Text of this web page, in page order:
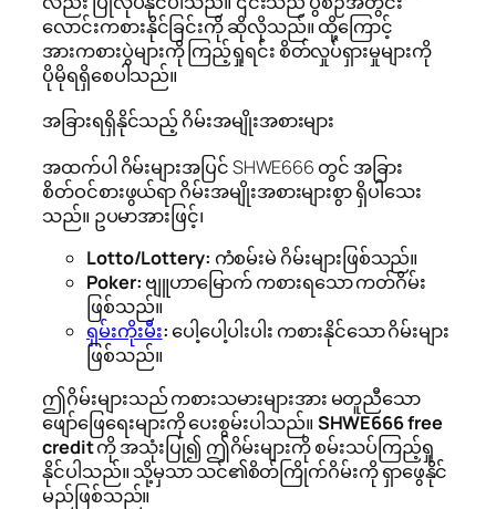
လောင်းကစားနိုင်ခြင်းကို ဆိုလိုသည်။ ထို့ကြောင့်
အားကစားပွဲများကို ကြည့်ရှုရင်း စိတ်လှုပ်ရှားမှုများကို
ပိုမိုရရှိစေပါသည်။
အခြားရရှိနိုင်သည့် ဂိမ်းအမျိုးအစားများ
အထက်ပါ ဂိမ်းများအပြင် SHWE666 တွင် အခြား
စိတ်ဝင်စားဖွယ်ရာ ဂိမ်းအမျိုးအစားများစွာ ရှိပါသေး
သည်။ ဥပမာအားဖြင့်၊
Lotto/Lottery: ကံစမ်းမဲ ဂိမ်းများဖြစ်သည်။
Poker: ဗျူဟာမြောက် ကစားရသော ကတ်ဂိမ်း
ဖြစ်သည်။
ရှမ်းကိုးမီး:ပေါ့ပေါ့ပါးပါး ကစားနိုင်သော ဂိမ်းများ
ဖြစ်သည်။
ဤဂိမ်းများသည် ကစားသမားများအား မတူညီသော
ဖျော်ဖြေရေးများကို ပေးစွမ်းပါသည်။ SHWE666 free
creditကို အသုံးပြု၍ ဤဂိမ်းများကို စမ်းသပ်ကြည့်ရှု
နိုင်ပါသည်။ သို့မှသာ သင်၏စိတ်ကြိုက်ဂိမ်းကို ရှာဖွေနိုင်
မည်ဖြစ်သည်။